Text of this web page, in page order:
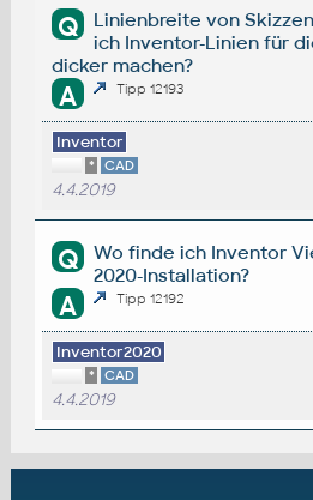
Q
Linienbreite von
ich Inventor-Linien für
dicker machen?
A Tipp 12193
Inventor
* CAD
4.4.2019
Q
Wo finde ich Inventor
2020-Installation?
A Tipp 12192
Inventor2020
* CAD
4.4.2019